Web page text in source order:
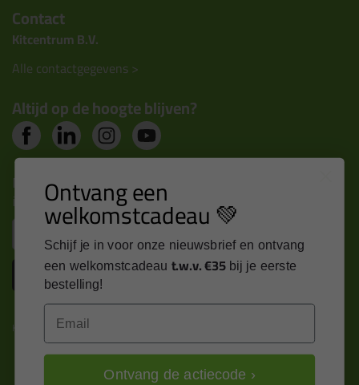
Contact
Kitcentrum B.V.
Alle contactgegevens >
Altijd op de hoogte blijven?
Nieuws, tips en exclusieve deals rechtstreeks in je
inbox
Inschrijven
Kitcentrum is trots op:
Ontvang een
welkomstcadeau 💚
Schijf je in voor onze nieuwsbrief en ontvang
een welkomstcadeau t.w.v. €35 bij je eerste
bestelling!
Email
Ontvang de actiecode ›